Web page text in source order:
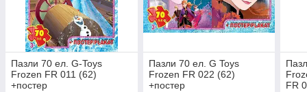
Пазли 70 ел. G-Toys
Frozen FR 011 (62)
+постер
Пазли 70 ел. G Toys
Frozen FR 022 (62)
+постер
FR